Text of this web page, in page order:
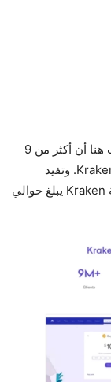
أقل قليلا، نرى معلومات حول هذا التبادل. مكتوب هنا أن أكثر من 9
ملايين عميل من حوالي 190 دولة ينشطون في Kraken. وتفيد
التقارير أيضًا أن حجم التداول ربع السنوي لشركة Kraken يبلغ حوالي